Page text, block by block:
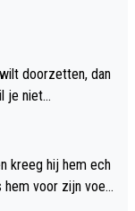
doorzetten, dan
Maar dat wil je niet...
kreeg hij hem ech
hem voor zijn voet